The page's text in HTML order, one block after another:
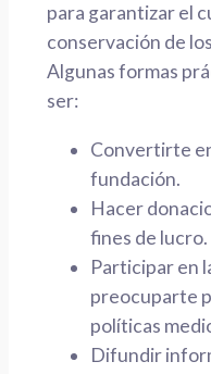
para garantizar el
conservación de
Algunas formas
ser:
Convertirte
fundación.
Hacer
fines de lucro.
Participar en
preocuparte
políticas
Difundir